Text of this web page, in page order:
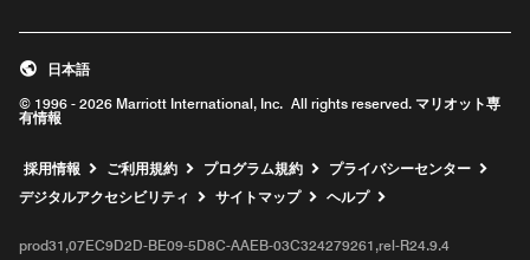
© 1996 - 2026 Marriott International, Inc. All rights reserved. マリオット専
有情報
日本語
採用情報 新しいウィンドウで開く
ご利用規約 プログラム規約
プライバシーセンター
デジタルアクセシビリティ
サイトマップ ヘルプ
prod31,07EC9D2D-BE09-5D8C-AAEB-03C324279261,rel-R24.9.4